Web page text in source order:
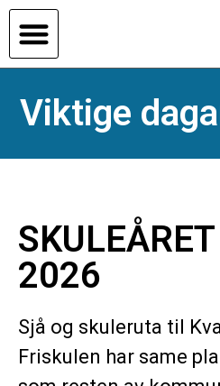
Viktige
2026
Sjå og skuleruta til
Friskulen har same